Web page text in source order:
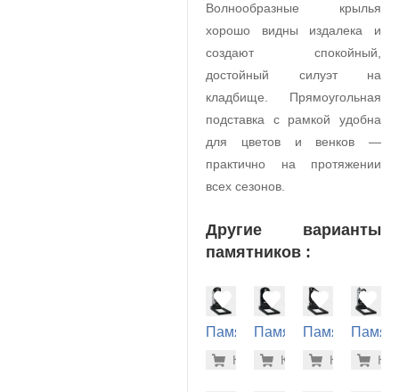
Волнообразные крылья
хорошо видны издалека и
создают спокойный,
достойный силуэт на
кладбище. Прямоугольная
подставка с рамкой удобна
для цветов и венков —
практично на протяжении
всех сезонов.
Другие варианты
памятников :
Памятник
могилу
-7% 38.500
Купить
Памятник
могилу
-7%
Купить
Памятник
могилу
-
Купитьмогилу